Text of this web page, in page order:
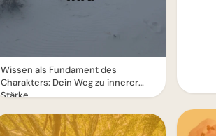
Wissen als Fundament des
Charakters: Dein Weg zu innerer
Stärke